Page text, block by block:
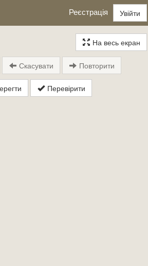
Реєстрація Увійти
На весь екран
Перевірити
Скасувати Повторити